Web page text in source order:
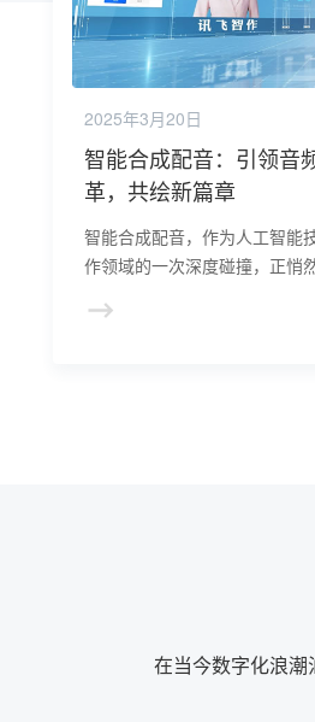
2025年3月20日
智能合成配音：引领音
革，共绘新篇章
智能合成配音，作为人工智能
作领域的一次深度碰撞，正悄
深度学习算法，智能合成配音
在当今数字化浪潮